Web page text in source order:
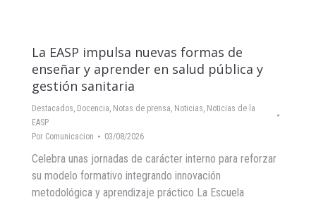
La EASP impulsa nuevas formas de
enseñar y aprender en salud pública y
gestión sanitaria
Destacados, Docencia, Notas de prensa, Noticias, Noticias de la
EASP
Por Comunicacion 03/08/2026
Celebra unas jornadas de carácter interno para reforzar
su modelo formativo integrando innovación
metodológica y aprendizaje práctico La Escuela